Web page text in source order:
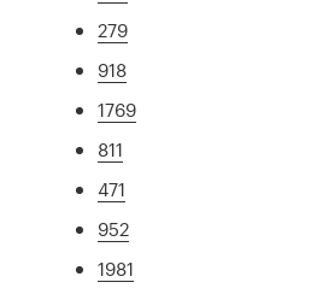
279
918
1769
811
471
952
1981